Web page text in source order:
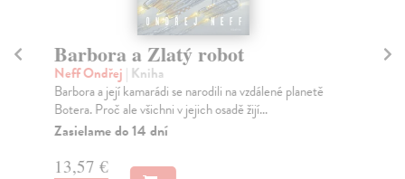
Barbora a Zlatý robot
Neff Ondřej | Kniha
Barbora a její kamarádi se narodili na vzdálené planetě
Botera. Proč ale všichni v jejich osadě žijí...
Zasielame do 14 dní
13,57 €